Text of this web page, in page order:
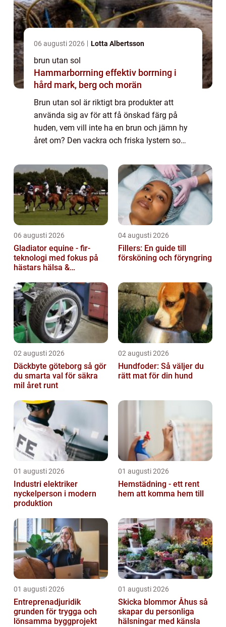
06 augusti 2026 Lotta Albertsson
brun utan sol
Hammarborrning effektiv borrning i
hård mark, berg och morän
Brun utan sol är riktigt bra produkter att
använda sig av för att få önskad färg på
huden, vem vill inte ha en brun och jämn hy
året om? Den vackra och friska lystern som
måste inte begränsas till de dagar man...
06 augusti 2026
Gladiator equine - fir-
teknologi med fokus på
hästars hälsa &
04 augusti 2026
Fillers: En guide till
försköning och föryngring
02 augusti 2026
Däckbyte göteborg så gör
du smarta val för säkra
mil året runt
02 augusti 2026
Hundfoder: Så väljer du
rätt mat för din hund
01 augusti 2026
Industri elektriker
nyckelperson i modern
produktion
01 augusti 2026
Hemstädning - ett rent
hem att komma hem till
01 augusti 2026
Entreprenadjuridik
grunden för trygga och
lönsamma byggprojekt
01 augusti 2026
Skicka blommor Åhus så
skapar du personliga
hälsningar med känsla